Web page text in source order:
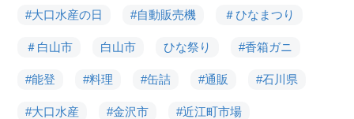
#大口水産の日 #自動販売機 ＃ひなまつり
＃白山市 白山市 ひな祭り #香箱ガニ
#能登 #料理 #缶詰 #通販 #石川県
#大口水産 #金沢市 #近江町市場